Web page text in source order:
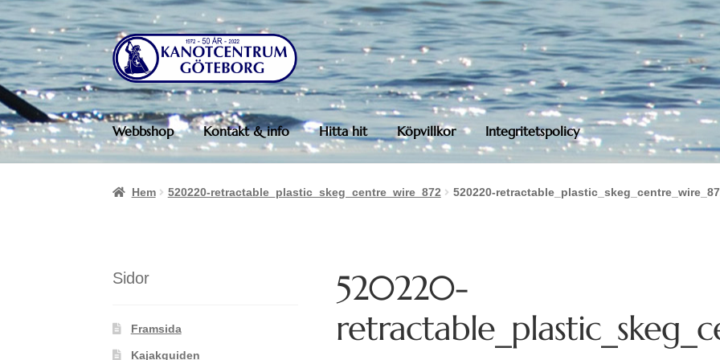
Hoppa
till
navigering
Hoppa
till
innehåll
Webbshop Kontakt & info Hitta hit Köpvillkor Integritetspolicy
Hem 520220-retractable_plastic_skeg_centre_wire_872 520220-
520220-
Sidor
Framsida
Kajakguiden